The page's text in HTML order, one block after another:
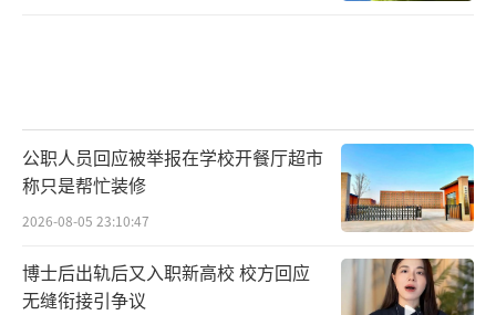
公职人员回应被举报在学校开餐厅超市
称只是帮忙装修
2026-08-05 23:10:47
博士后出轨后又入职新高校 校方回应
无缝衔接引争议